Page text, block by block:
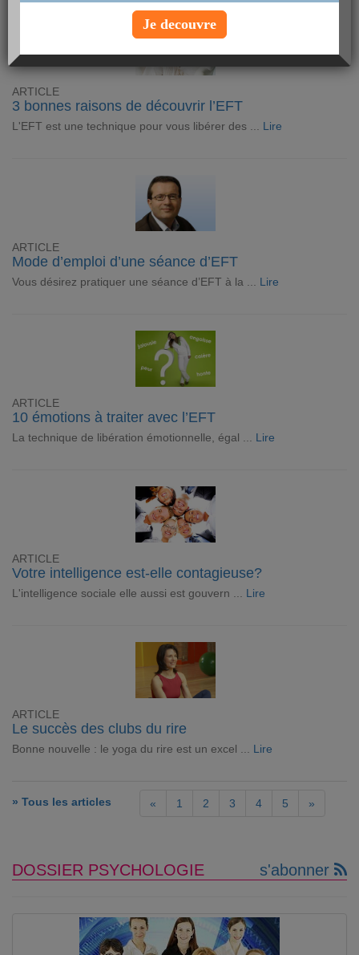
ARTICLE
3 bonnes raisons de découvrir l’EFT
L'EFT est une technique pour vous libérer des ... Lire
ARTICLE
Mode d’emploi d’une séance d’EFT
Vous désirez pratiquer une séance d’EFT à la ... Lire
ARTICLE
10 émotions à traiter avec l’EFT
La technique de libération émotionnelle, égal ... Lire
ARTICLE
Votre intelligence est-elle contagieuse?
L'intelligence sociale elle aussi est gouvern ... Lire
ARTICLE
Le succès des clubs du rire
Bonne nouvelle : le yoga du rire est un excel ... Lire
» Tous les articles « 1 2 3 4 5 »
DOSSIER PSYCHOLOGIE s'abonner
Je decouvre